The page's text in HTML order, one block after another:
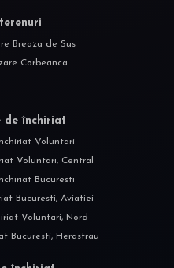
Breaza de Sus
Corbeanca
de închiriat
Voluntari
Voluntari, Central
Bucuresti
Bucuresti, Aviatiei
Voluntari, Nord
Bucuresti, Herastrau